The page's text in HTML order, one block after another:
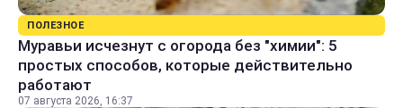
ПОЛЕЗНОЕ
Муравьи исчезнут с огорода без "химии": 5
простых способов, которые действительно
работают
07 августа 2026, 16:37